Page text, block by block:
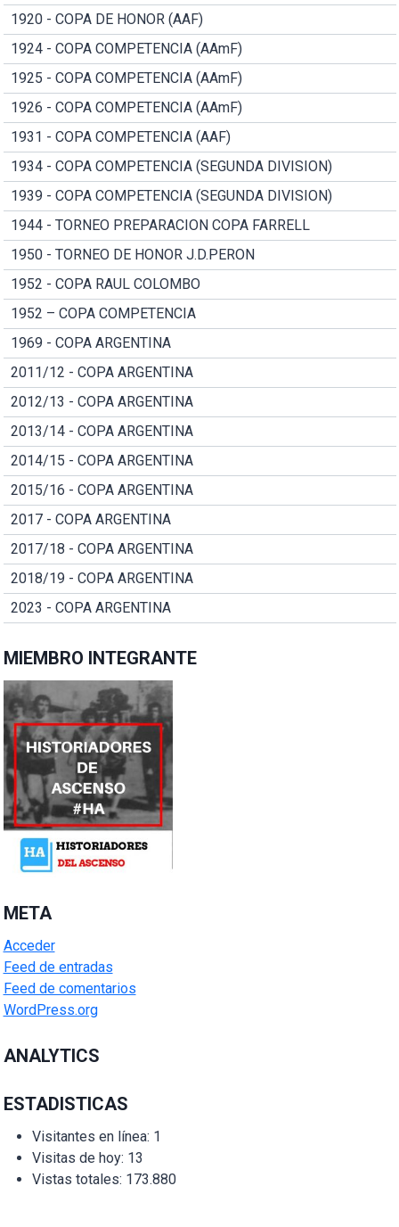
1920 - COPA DE HONOR (AAF)
1924 - COPA COMPETENCIA (AAmF)
1925 - COPA COMPETENCIA (AAmF)
1926 - COPA COMPETENCIA (AAmF)
1931 - COPA COMPETENCIA (AAF)
1934 - COPA COMPETENCIA (SEGUNDA DIVISION)
1939 - COPA COMPETENCIA (SEGUNDA DIVISION)
1944 - TORNEO PREPARACION COPA FARRELL
1950 - TORNEO DE HONOR J.D.PERON
1952 - COPA RAUL COLOMBO
1952 – COPA COMPETENCIA
1969 - COPA ARGENTINA
2011/12 - COPA ARGENTINA
2012/13 - COPA ARGENTINA
2013/14 - COPA ARGENTINA
2014/15 - COPA ARGENTINA
2015/16 - COPA ARGENTINA
2017 - COPA ARGENTINA
2017/18 - COPA ARGENTINA
2018/19 - COPA ARGENTINA
2023 - COPA ARGENTINA
MIEMBRO INTEGRANTE
META
Acceder
Feed de entradas
Feed de comentarios
WordPress.org
ANALYTICS
ESTADISTICAS
Visitantes en línea: 1
Visitas de hoy: 13
Vistas totales: 173.880